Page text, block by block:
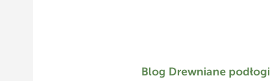
Blog Drewniane podłogi